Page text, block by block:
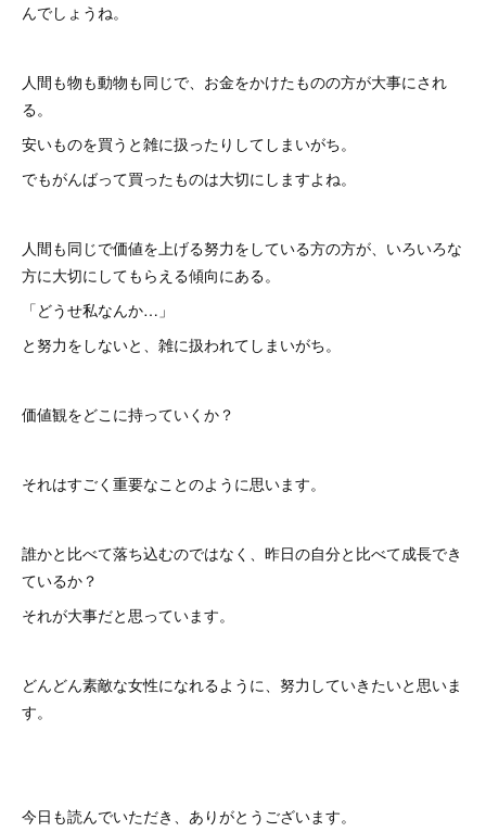
んでしょうね。
人間も物も動物も同じで、お金をかけたものの方が大事にされ
る。
安いものを買うと雑に扱ったりしてしまいがち。
でもがんばって買ったものは大切にしますよね。
人間も同じで価値を上げる努力をしている方の方が、いろいろな
方に大切にしてもらえる傾向にある。
「どうせ私なんか…」
と努力をしないと、雑に扱われてしまいがち。
価値観をどこに持っていくか？
それはすごく重要なことのように思います。
誰かと比べて落ち込むのではなく、昨日の自分と比べて成長でき
ているか？
それが大事だと思っています。
どんどん素敵な女性になれるように、努力していきたいと思いま
す。
今日も読んでいただき、ありがとうございます。